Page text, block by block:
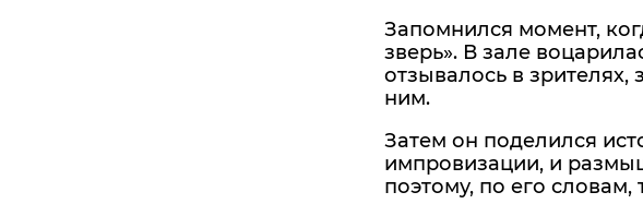
Запомнился момент,
зверь». В зале
отзывалось в зрителях,
ним.
Затем он поделился
импровизации, и
поэтому, по его